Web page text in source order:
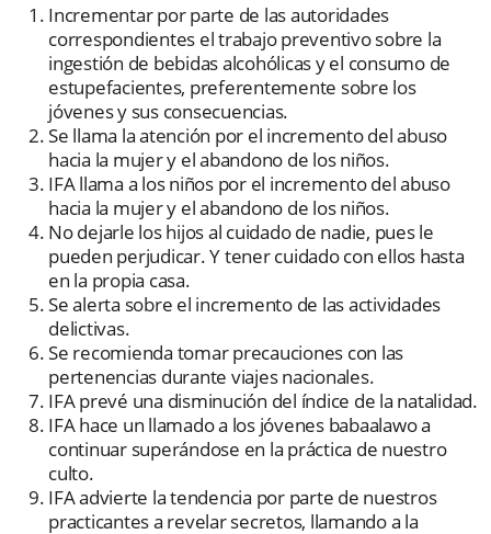
Incrementar por parte de las autoridades
correspondientes el trabajo preventivo sobre la
ingestión de bebidas alcohólicas y el consumo de
estupefacientes, preferentemente sobre los
jóvenes y sus consecuencias.
Se llama la atención por el incremento del abuso
hacia la mujer y el abandono de los niños.
IFA llama a los niños por el incremento del abuso
hacia la mujer y el abandono de los niños.
No dejarle los hijos al cuidado de nadie, pues le
pueden perjudicar. Y tener cuidado con ellos hasta
en la propia casa.
Se alerta sobre el incremento de las actividades
delictivas.
Se recomienda tomar precauciones con las
pertenencias durante viajes nacionales.
IFA prevé una disminución del índice de la natalidad.
IFA hace un llamado a los jóvenes babaalawo a
continuar superándose en la práctica de nuestro
culto.
IFA advierte la tendencia por parte de nuestros
practicantes a revelar secretos, llamando a la